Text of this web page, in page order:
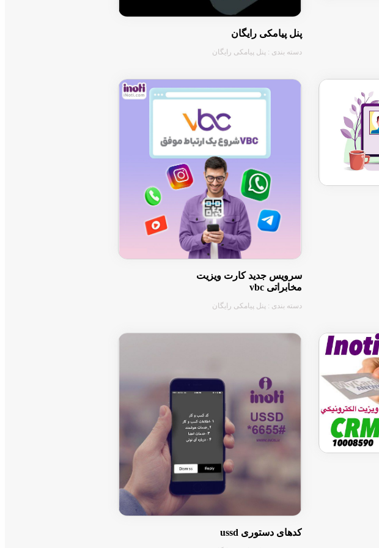
پنل پیامکی رایگان
دسته بندی : پنل پیامکی رایگان
سرویس جدید کارت ویزیت
مخابراتی vbc
دسته بندی : پنل پیامکی رایگان
کدهای دستوری ussd